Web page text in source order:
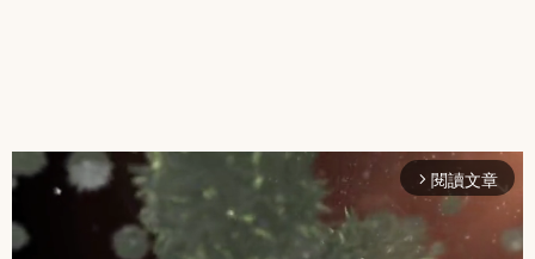
arrow_forward_ios 閱讀文章